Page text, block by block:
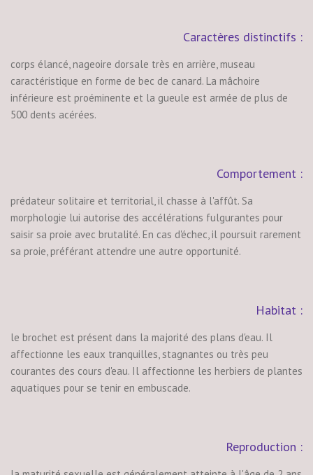
Caractères distinctifs :
corps élancé, nageoire dorsale très en arrière, museau
caractéristique en forme de bec de canard. La mâchoire
inférieure est proéminente et la gueule est armée de plus de
500 dents acérées.
Comportement :
prédateur solitaire et territorial, il chasse à l'affût. Sa
morphologie lui autorise des accélérations fulgurantes pour
saisir sa proie avec brutalité. En cas d'échec, il poursuit rarement
sa proie, préférant attendre une autre opportunité.
Habitat :
le brochet est présent dans la majorité des plans d'eau. Il
affectionne les eaux tranquilles, stagnantes ou très peu
courantes des cours d'eau. Il affectionne les herbiers de plantes
aquatiques pour se tenir en embuscade.
Reproduction :